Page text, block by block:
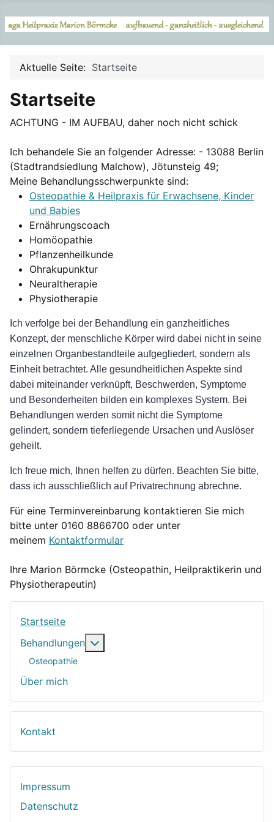
Aktuelle Seite: Startseite
Startseite
ACHTUNG - IM AUFBAU, daher noch nicht schick
Ich behandele Sie an folgender Adresse: - 13088 Berlin
(Stadtrandsiedlung Malchow), Jötunsteig 49;
Meine Behandlungsschwerpunkte sind:
Osteopathie & Heilpraxis für Erwachsene, Kinder
und Babies
Ernährungscoach
Homöopathie
Pflanzenheilkunde
Ohrakupunktur
Neuraltherapie
Physiotherapie
Ich verfolge bei der Behandlung ein ganzheitliches
Konzept, der menschliche Körper wird dabei nicht in seine
einzelnen Organbestandteile aufgegliedert, sondern als
Einheit betrachtet. Alle gesundheitlichen Aspekte sind
dabei miteinander verknüpft, Beschwerden, Symptome
und Besonderheiten bilden ein komplexes System. Bei
Behandlungen werden somit nicht die Symptome
gelindert, sondern tieferliegende Ursachen und Auslöser
geheilt.
Ich freue mich, Ihnen helfen zu dürfen. Beachten Sie bitte,
dass ich ausschließlich auf Privatrechnung abrechne.
Für eine Terminvereinbarung kontaktieren Sie mich
bitte unter 0160 8866700 oder unter
meinem Kontaktformular
Ihre Marion Börmcke (Osteopathin, Heilpraktikerin und
Physiotherapeutin)
Startseite
Behandlungen
Osteopathie
Über mich
Kontakt
Impressum
Datenschutz